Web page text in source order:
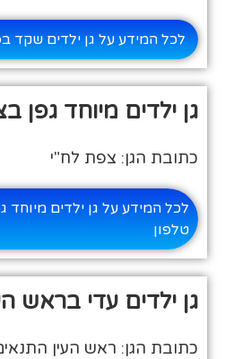
לכל המידע על גן ילדים שקד
גן ילדים מיוחד גפן
כתובת הגן: צפת לח"י
לכל המידע על גן ילדים מיוחד
טלפון
גן ילדים עדי בראש
כתובת הגן: ראש העין התנאים